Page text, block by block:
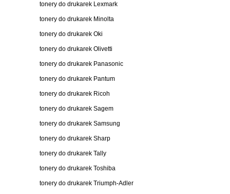
tonery do drukarek Lexmark
tonery do drukarek Minolta
tonery do drukarek Oki
tonery do drukarek Olivetti
tonery do drukarek Panasonic
tonery do drukarek Pantum
tonery do drukarek Ricoh
tonery do drukarek Sagem
tonery do drukarek Samsung
tonery do drukarek Sharp
tonery do drukarek Tally
tonery do drukarek Toshiba
tonery do drukarek Triumph-Adler